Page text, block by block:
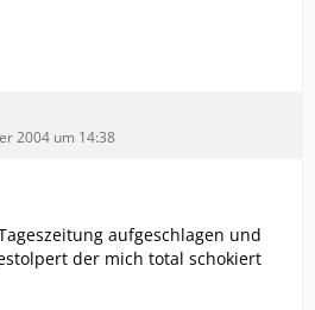
2004 um 14:38
aufgeschlagen und
der mich total schokiert